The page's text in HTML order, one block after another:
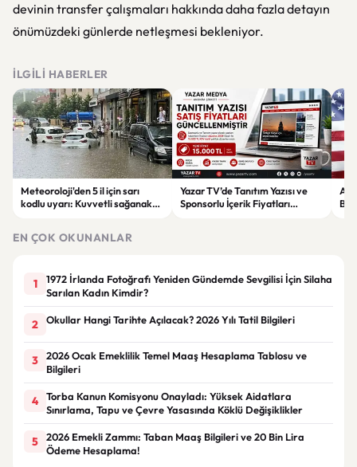
devinin transfer çalışmaları hakkında daha fazla detayın
önümüzdeki günlerde netleşmesi bekleniyor.
İLGILI HABERLER
Meteoroloji'den 5 il için sarı
kodlu uyarı: Kuvvetli sağanak
Yazar TV’de Tanıtım Yazısı ve
Sponsorlu İçerik Fiyatları
EN ÇOK OKUNANLAR
1
1972 İrlanda Fotoğrafı Yeniden Gündemde Sevgilisi İçin Silaha
Sarılan Kadın Kimdir?
2 Okullar Hangi Tarihte Açılacak? 2026 Yılı Tatil Bilgileri
3
2026 Ocak Emeklilik Temel Maaş Hesaplama Tablosu ve
Bilgileri
4
Torba Kanun Komisyonu Onayladı: Yüksek Aidatlara
Sınırlama, Tapu ve Çevre Yasasında Köklü Değişiklikler
5
2026 Emekli Zammı: Taban Maaş Bilgileri ve 20 Bin Lira
Ödeme Hesaplama!